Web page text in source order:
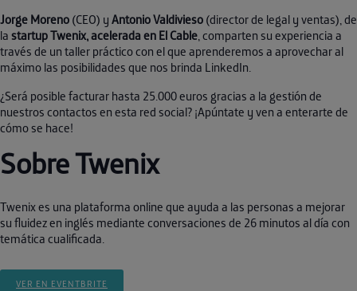
Jorge Moreno (CEO) y Antonio Valdivieso (director de legal y ventas), de
la startup Twenix, acelerada en El Cable, comparten su experiencia a
través de un taller práctico con el que aprenderemos a aprovechar al
máximo las posibilidades que nos brinda LinkedIn.
¿Será posible facturar hasta 25.000 euros gracias a la gestión de
nuestros contactos en esta red social? ¡Apúntate y ven a enterarte de
cómo se hace!
Sobre Twenix
Twenix es una plataforma online que ayuda a las personas a mejorar
su fluidez en inglés mediante conversaciones de 26 minutos al día con
temática cualificada.
VER EN EVENTBRITE